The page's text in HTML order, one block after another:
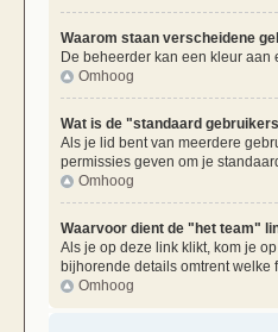
Waarom staan verscheidene
De beheerder kan een kleur
Omhoog
Wat is de "standaard
Als je lid bent van meerdere
permissies geven om je
Omhoog
Waarvoor dient de "het team"
Als je op deze link klikt, kom je
bijhorende details omtrent welke
Omhoog